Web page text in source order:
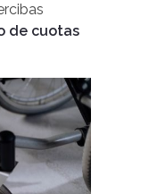
de cuotas